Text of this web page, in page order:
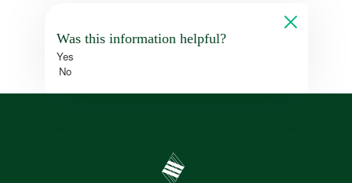
Was this information helpful?
Yes
No